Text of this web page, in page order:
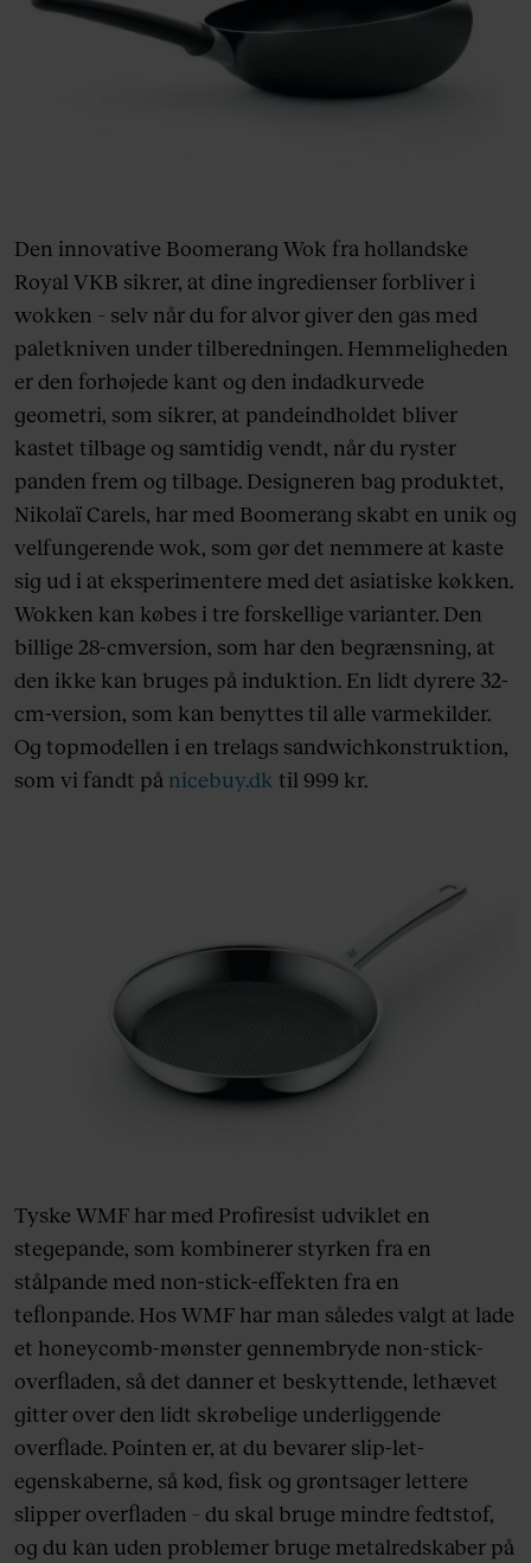
Den innovative Boomerang Wok fra hollandske
Royal VKB sikrer, at dine ingredienser forbliver i
wokken – selv når du for alvor giver den gas med
paletkniven under tilberedningen. Hemmeligheden
er den forhøjede kant og den indadkurvede
geometri, som sikrer, at pandeindholdet bliver
kastet tilbage og samtidig vendt, når du ryster
panden frem og tilbage. Designeren bag produktet,
Nikolaï Carels, har med Boomerang skabt en unik og
velfungerende wok, som gør det nemmere at kaste
sig ud i at eksperimentere med det asiatiske køkken.
Wokken kan købes i tre forskellige varianter. Den
billige 28-cmversion, som har den begrænsning, at
den ikke kan bruges på induktion. En lidt dyrere 32-
cm-version, som kan benyttes til alle varmekilder.
Og topmodellen i en trelags sandwichkonstruktion,
som vi fandt på nicebuy.dk til 999 kr.
Tyske WMF har med Profiresist udviklet en
stegepande, som kombinerer styrken fra en
stålpande med non-stick-effekten fra en
teflonpande. Hos WMF har man således valgt at lade
et honeycomb-mønster gennembryde non-stick-
overfladen, så det danner et beskyttende, lethævet
gitter over den lidt skrøbelige underliggende
overflade. Pointen er, at du bevarer slip-let-
egenskaberne, så kød, fisk og grøntsager lettere
slipper overfladen – du skal bruge mindre fedtstof,
og du kan uden problemer bruge metalredskaber på